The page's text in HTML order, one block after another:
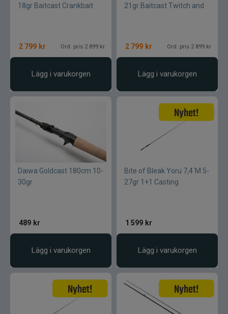
18gr Baitcast Crankbait
2 799 kr Ord. pris 2 899 kr
Lägg i varukorgen
21gr Baitcast Twitch and
2 799 kr Ord. pris 2 899 kr
Lägg i varukorgen
Daiwa Goldcast 180cm 10-
30gr
489 kr
Lägg i varukorgen
Bite of Bleak Yoru 7,4´M 5-
27gr 1+1 Casting
1 599 kr
Lägg i varukorgen